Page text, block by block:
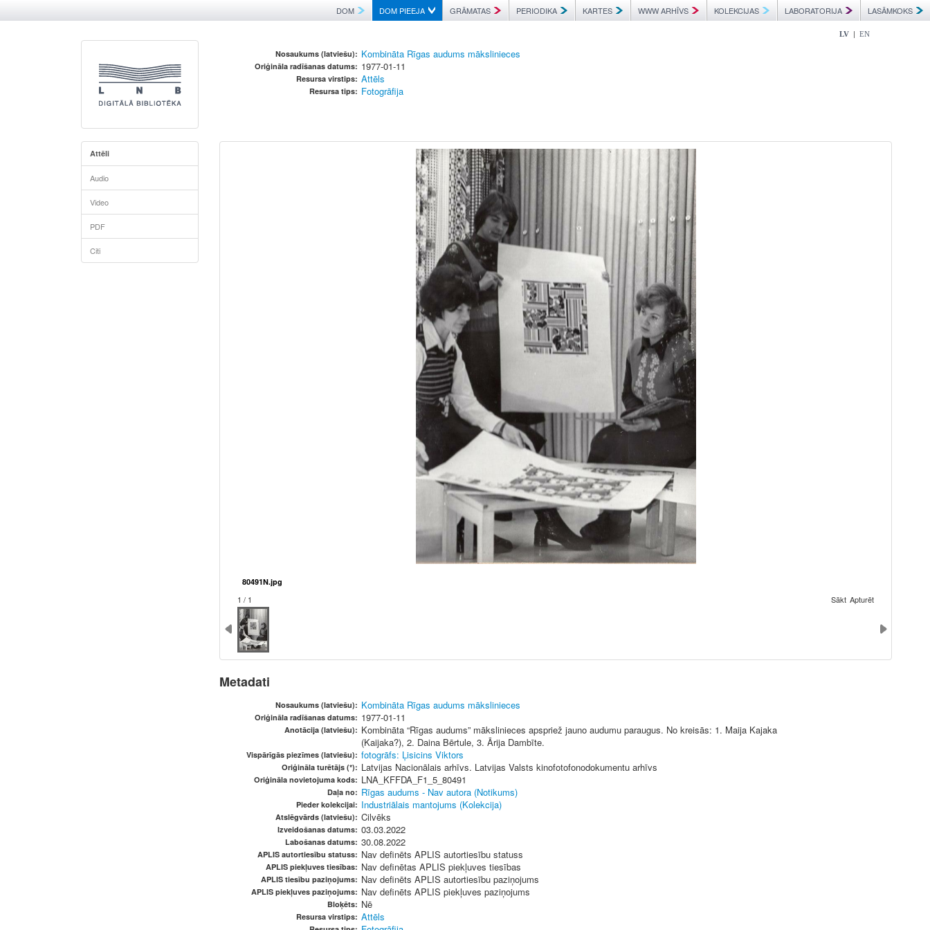
DOM DOM PIEEJA GRĀMATAS PERIODIKA KARTES WWW ARHĪVS KOLEKCIJAS LABORATORIJA LASĀMKOKS
LV | EN
Nosaukums (latviešu): Kombināta Rīgas audums mākslinieces
Oriģināla radīšanas datums: 1977-01-11
Resursa virstips: Attēls
Resursa tips: Fotogrāfija
Attēli
Audio
Video
PDF
Citi
80491N.jpg
1 / 1 Sākt Apturēt
Metadati
Nosaukums (latviešu): Kombināta Rīgas audums mākslinieces
Oriģināla radīšanas datums: 1977-01-11
Anotācija (latviešu): Kombināta “Rīgas audums” mākslinieces apspriež jauno audumu paraugus. No kreisās: 1. Maija Kajaka
(Kaijaka?), 2. Daina Bērtule, 3. Ārija Dambīte.
Vispārīgās piezīmes (latviešu): fotogrāfs: Ļisicins Viktors
Oriģināla turētājs (*): Latvijas Nacionālais arhīvs. Latvijas Valsts kinofotofonodokumentu arhīvs
Oriģināla novietojuma kods: LNA_KFFDA_F1_5_80491
Daļa no: Rīgas audums - Nav autora (Notikums)
Pieder kolekcijai: Industriālais mantojums (Kolekcija)
Atslēgvārds (latviešu): Cilvēks
Izveidošanas datums: 03.03.2022
Labošanas datums: 30.08.2022
APLIS autortiesību statuss: Nav definēts APLIS autortiesību statuss
APLIS piekļuves tiesības: Nav definētas APLIS piekļuves tiesības
APLIS tiesību paziņojums: Nav definēts APLIS autortiesību paziņojums
APLIS piekļuves paziņojums: Nav definēts APLIS piekļuves paziņojums
Bloķēts: Nē
Resursa virstips: Attēls